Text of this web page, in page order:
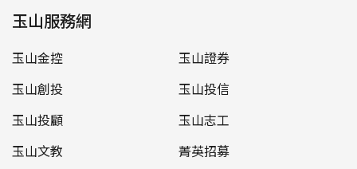
玉山服務網
玉山金控
玉山證券
玉山創投
玉山投信
玉山投顧
玉山志工
玉山文教
菁英招募